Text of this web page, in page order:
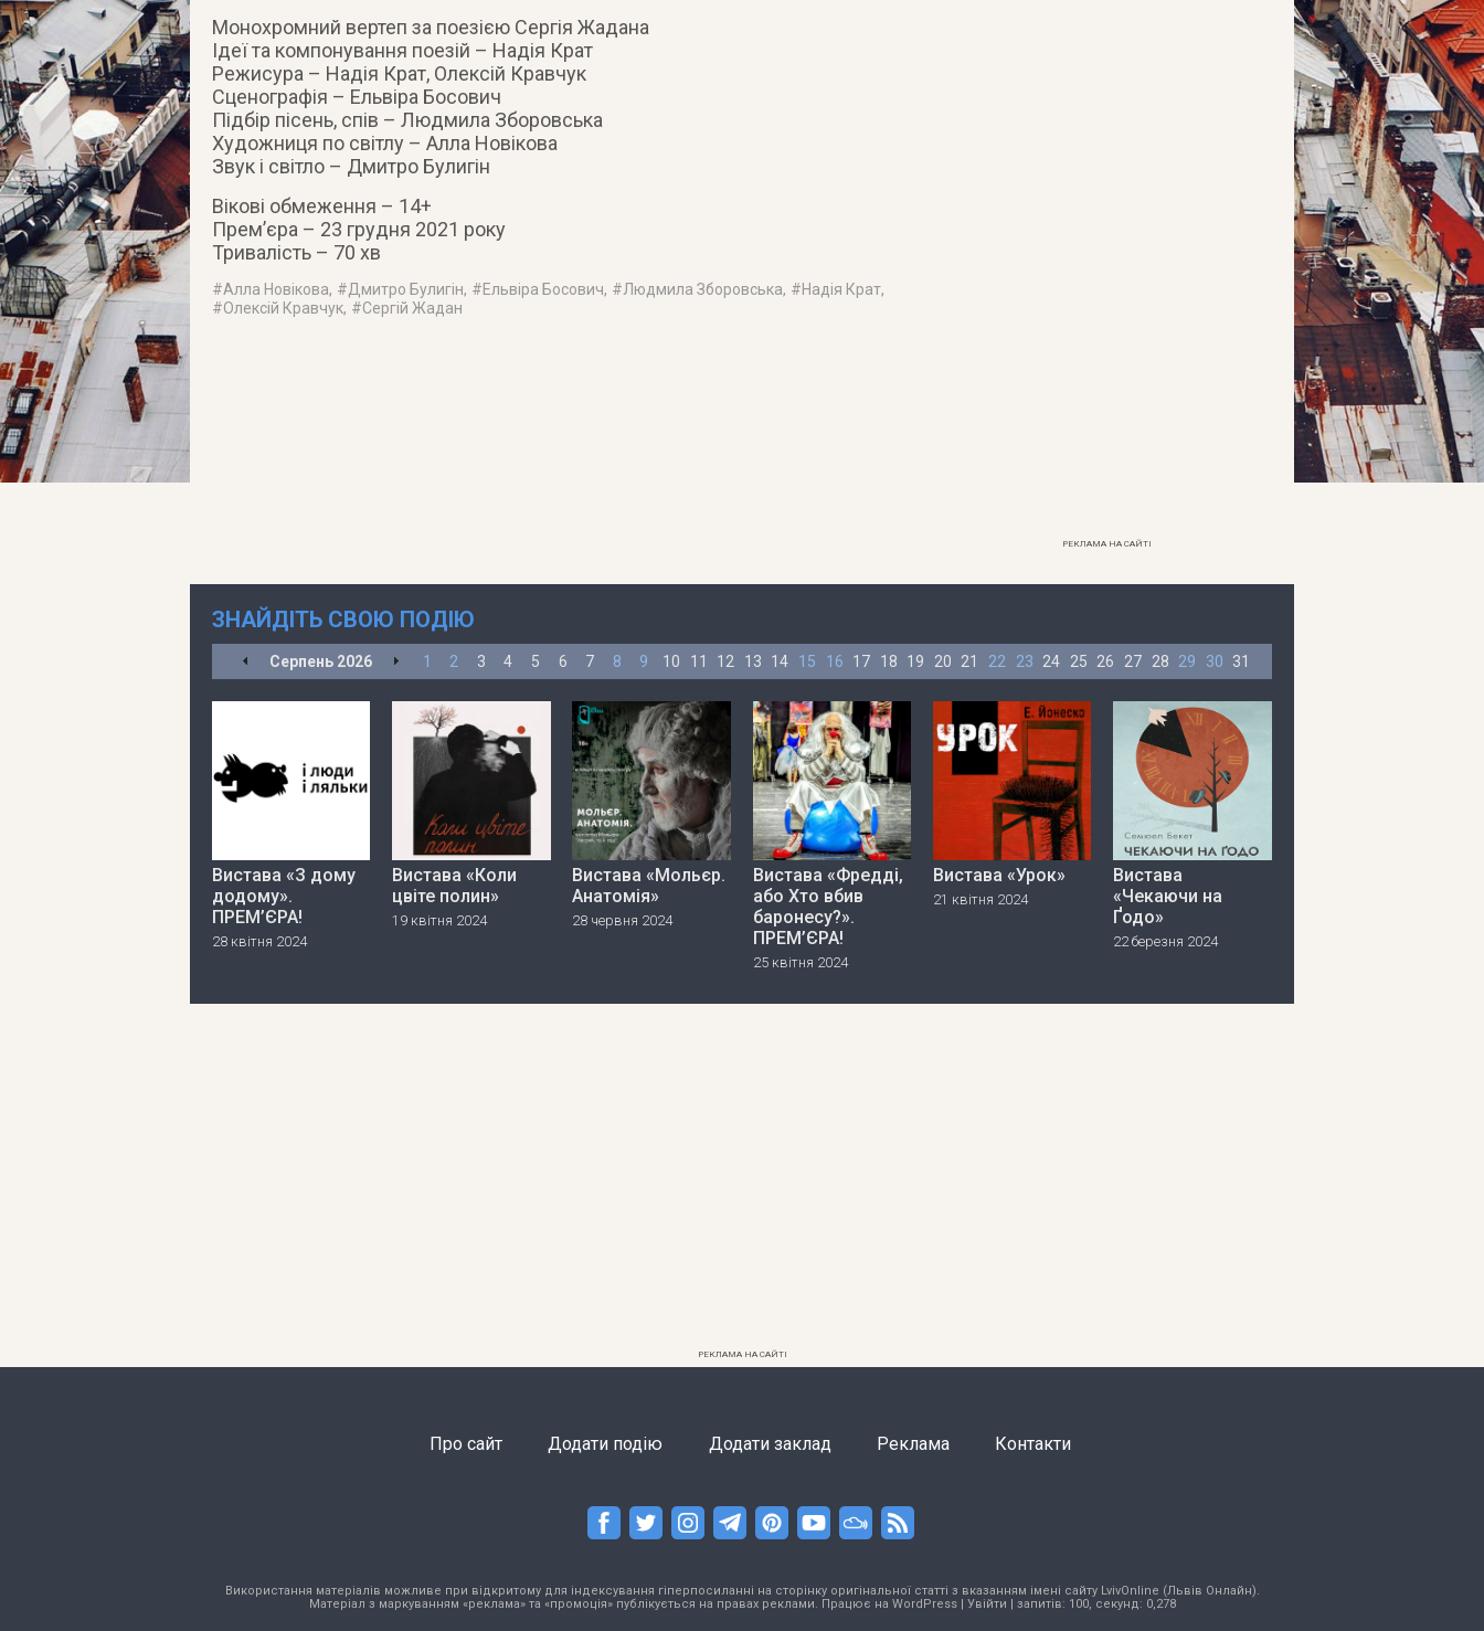
Монохромний вертеп за поезією Сергія Жадана
Ідеї та компонування поезій – Надія Крат
Режисура – Надія Крат, Олексій Кравчук
Сценографія – Ельвіра Босович
Підбір пісень, спів – Людмила Зборовська
Художниця по світлу – Алла Новікова
Звук і світло – Дмитро Булигін
Вікові обмеження – 14+
Прем’єра – 23 грудня 2021 року
Тривалість – 70 хв
#Алла Новікова, #Дмитро Булигін, #Ельвіра Босович, #Людмила Зборовська, #Надія Крат,
#Олексій Кравчук, #Сергій Жадан
РЕКЛАМА НА САЙТІ
ЗНАЙДІТЬ СВОЮ ПОДІЮ
Серпень 2026 1 2 3 4 5 6 7 8 9 10 11 12 13 14 15 16 17 18 19 20 21 22 23 24 25 26 27 28 29 30 31
Вистава «З дому
додому».
ПРЕМ’ЄРА!
28 квітня 2024
Вистава «Коли
цвіте полин»
19 квітня 2024
Вистава «Мольєр.
Анатомія»
28 червня 2024
Вистава «Фредді,
або Хто вбив
баронесу?».
ПРЕМ’ЄРА!
25 квітня 2024
Вистава «Урок»
21 квітня 2024
Вистава
«Чекаючи на
Ґодо»
22 березня 2024
РЕКЛАМА НА САЙТІ
Про сайт Додати подію Додати заклад Реклама Контакти
Використання матеріалів можливе при відкритому для індексування гіперпосиланні на сторінку оригінальної статті з вказанням імені сайту LvivOnline (Львів Онлайн).
Матеріал з маркуванням «реклама» та «промоція» публікується на правах реклами. Працює на WordPress| Увійти | запитів: 100, секунд: 0,278